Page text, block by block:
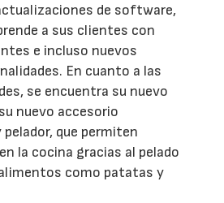
de software,
a sus clientes con
e incluso nuevos
En cuanto a las
se encuentra su nuevo
nuevo accesorio
que permiten
la cocina gracias al pelado
como patatas y